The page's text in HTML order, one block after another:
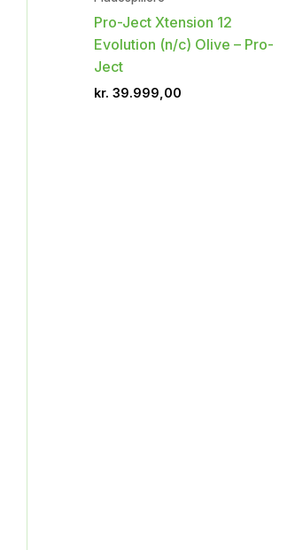
Pro-Ject Xtension 12
Evolution (n/c) Olive – Pro-
Ject
kr. 39.999,00